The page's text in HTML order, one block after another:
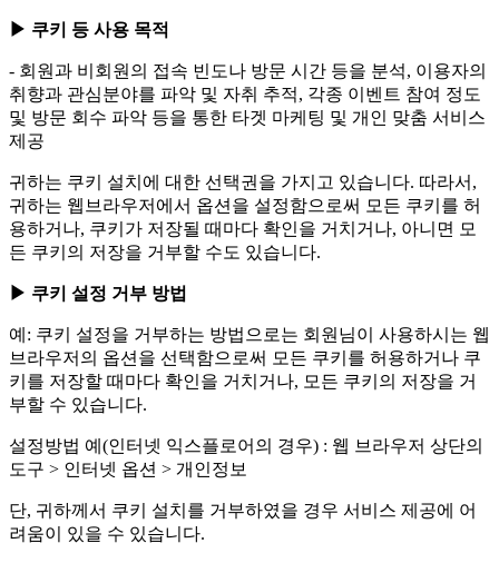
▶ 쿠키 등 사용 목적
- 회원과 비회원의 접속 빈도나 방문 시간 등을 분석, 이용자의
취향과 관심분야를 파악 및 자취 추적, 각종 이벤트 참여 정도
및 방문 회수 파악 등을 통한 타겟 마케팅 및 개인 맞춤 서비스
제공
귀하는 쿠키 설치에 대한 선택권을 가지고 있습니다. 따라서,
귀하는 웹브라우저에서 옵션을 설정함으로써 모든 쿠키를 허
용하거나, 쿠키가 저장될 때마다 확인을 거치거나, 아니면 모
든 쿠키의 저장을 거부할 수도 있습니다.
▶ 쿠키 설정 거부 방법
예: 쿠키 설정을 거부하는 방법으로는 회원님이 사용하시는 웹
브라우저의 옵션을 선택함으로써 모든 쿠키를 허용하거나 쿠
키를 저장할 때마다 확인을 거치거나, 모든 쿠키의 저장을 거
부할 수 있습니다.
설정방법 예(인터넷 익스플로어의 경우) : 웹 브라우저 상단의
도구 > 인터넷 옵션 > 개인정보
단, 귀하께서 쿠키 설치를 거부하였을 경우 서비스 제공에 어
려움이 있을 수 있습니다.